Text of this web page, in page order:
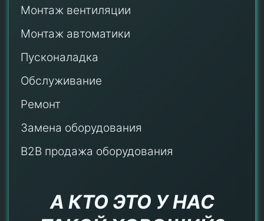
Монтаж вентиляции
Монтаж автоматики
Пусконаладка
Обслуживание
Ремонт
Замена оборудования
B2B продажа оборудования
А КТО ЭТО У НАС